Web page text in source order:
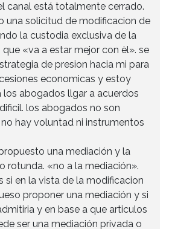
canal está totalmente cerrado.
una solicitud de modificacion de
la custodia exclusiva de la
«va a estar mejor con èl». se
de presion hacia mi para
economicas y estoy
los abogados llgar a acuerdos
los abogados no son
hay voluntad ni instrumentos
una mediación y la
rotunda. «no a la mediación».
si en la vista de la modificacion
proponer una mediación y si
y en base a que articulos
ser una mediación privada o